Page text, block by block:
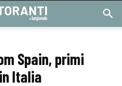
Spain, primi
Italia